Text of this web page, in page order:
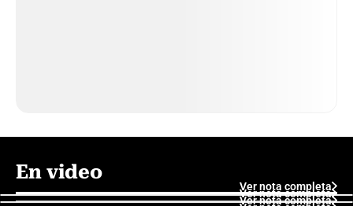
En video
Ver nota completa
Ver nota completa
Ver nota completa